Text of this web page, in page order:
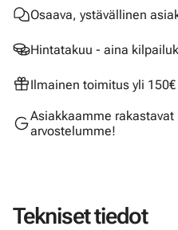
Osaava, ystävällinen
Hintatakuu - aina
Ilmainen toimitus yli
Asiakkaamme
arvostelumme!
Tekniset tiedot